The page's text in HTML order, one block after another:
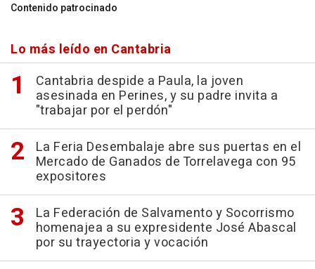
Contenido patrocinado
Lo más leído en Cantabria
Cantabria despide a Paula, la joven
asesinada en Perines, y su padre invita a
"trabajar por el perdón"
La Feria Desembalaje abre sus puertas en el
Mercado de Ganados de Torrelavega con 95
expositores
La Federación de Salvamento y Socorrismo
homenajea a su expresidente José Abascal
por su trayectoria y vocación